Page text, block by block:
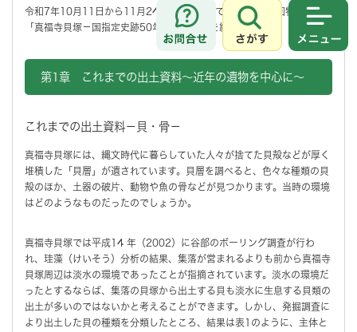
お問合せ
さがす
令和7年10月11日から11月24日まで開催していた、第49回特別展
「真福寺貝塚－国指定史跡50年－」の展示を紹介します。
第1章 これまでの出土資料～近年の遺物を中心に～
これまでの出土資料－貝・骨－
真福寺貝塚には、縄文時代に暮らしていた人々が捨てた貝殻などが厚く
堆積した「貝層」が遺されています。貝層を調べると、色々な種類の貝
殻のほか、土器の破片、動物や魚の骨などが見つかります。当時の環境
はどのようなものだったのでしょうか。
真福寺貝塚では平成14 年（2002）に谷部のボーリング調査が行わ
れ、珪藻（けいそう）分析の結果、集落が営まれるよりも前から真福寺
貝塚周辺は淡水の環境であったことが指摘されています。淡水の環境だ
ったとするならば、集落の貝塚から出土する貝も淡水に生息する貝類の
出土が多いのではないかと考えることができます。しかし、発掘調査に
より出土した貝の種類を分類したところ、結果は表1のように、主体と